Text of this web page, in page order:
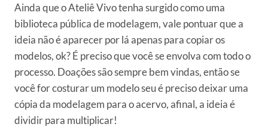
Ainda que o Ateliê Vivo tenha surgido como uma
biblioteca pública de modelagem, vale pontuar que a
ideia não é aparecer por lá apenas para copiar os
modelos, ok? É preciso que você se envolva com todo o
processo. Doações são sempre bem vindas, então se
você for costurar um modelo seu é preciso deixar uma
cópia da modelagem para o acervo, afinal, a ideia é
dividir para multiplicar!